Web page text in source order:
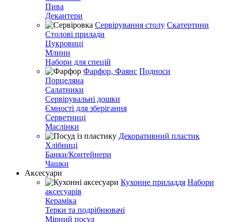
Пива
Декантери
Сервірування столу Скатертини
Столові прилади
Цукровиці
Млини
Набори для спецій
Фарфор, Фаянс Подноси
Порцеляна
Салатники
Сервірувальні дошки
Ємності для зберігання
Серветниці
Маслінки
Декоративний пластик
Хлібниці
Банки/Контейнери
Чашки
Аксесуари
Кухонне приладдя Набори
аксесуарів
Кераміка
Терки та подрібнювачі
Мірний посуд